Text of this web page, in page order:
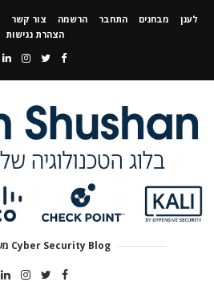
לענן מבחנים התחבר הרשמה צור קשר
הצהרת נגישות
Cyber Security Blog משנת 2013